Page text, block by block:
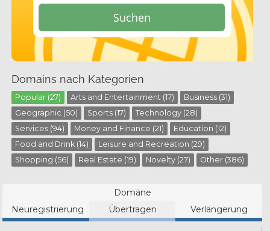
Suchen
Domains nach Kategorien
Popular (27) Arts and Entertainment (17)
Business (31)
Geographic (50)
Sports (17)
Technology (28)
Services (94)
Money and Finance (21)
Education (12)
Food and Drink (14)
Leisure and Recreation (29)
Shopping (56)
Real Estate (19) Novelty (27) Other (386)
Domäne
Neuregistrierung
Übertragen Verlängerung